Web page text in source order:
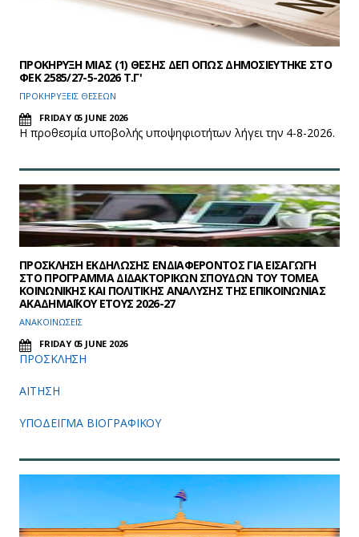
ΠΡΟΚΗΡΥΞΗ ΜΙΑΣ (1) ΘΕΣΗΣ ΔΕΠ ΟΠΩΣ ΔΗΜΟΣΙΕΥΤΗΚΕ ΣΤΟ
ΦEK 2585/27-5-2026 Τ.Γ'
ΠΡΟΚΗΡΥΞΕΙΣ ΘΕΣΕΩΝ
FRIDAY 05 JUNE 2026
Η προθεσμία υποβολής υποψηφιοτήτων λήγει την 4-8-2026.
ΠΡΟΣΚΛΗΣΗ ΕΚΔΗΛΩΣΗΣ ΕΝΔΙΑΦΕΡΟΝΤΟΣ ΓΙΑ ΕΙΣΑΓΩΓΗ
ΣΤΟ ΠΡΟΓΡΑΜΜΑ ΔΙΔΑΚΤΟΡΙΚΩΝ ΣΠΟΥΔΩΝ ΤΟΥ ΤΟΜΕΑ
ΚΟΙΝΩΝΙΚΗΣ ΚΑΙ ΠΟΛΙΤΙΚΗΣ ΑΝΑΛΥΣΗΣ ΤΗΣ ΕΠΙΚΟΙΝΩΝΙΑΣ
ΑΚΑΔΗΜΑΪΚΟΥ ΕΤΟΥΣ 2026-27
ΑΝΑΚΟΙΝΩΣΕΙΣ
FRIDAY 05 JUNE 2026
ΠΡΟΣΚΛΗΣΗ
ΑΙΤΗΣΗ
ΥΠΟΔΕΙΓΜΑ ΒΙΟΓΡΑΦΙΚΟΥ